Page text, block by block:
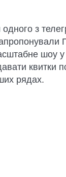
з
шоу у
квитки
рядах.